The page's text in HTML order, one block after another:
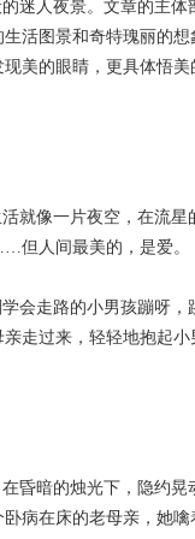
迷人夜景。文章的主
活图景和奇特瑰丽的
美的眼睛，更具体悟
就像一片夜空，在流
但人间最美的，是爱。
会走路的小男孩蹦呀
走过来，轻轻地抱起
昏暗的烛光下，隐约
病在床的老母亲，她